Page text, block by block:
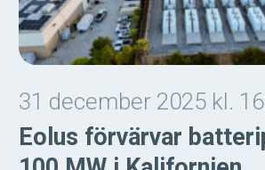
31 december 2025 kl.
Eolus förvärvar